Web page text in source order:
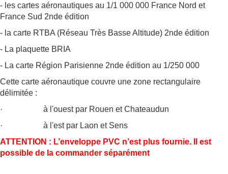
- les cartes aéronautiques au 1/1 000 000 France Nord et
France Sud 2nde édition
- la carte RTBA (Réseau Très Basse Altitude) 2nde édition
- La plaquette BRIA
- La carte Région Parisienne 2nde édition au 1/250 000
Cette carte aéronautique couvre une zone rectangulaire
délimitée :
· à l'ouest par Rouen et Chateaudun
· à l'est par Laon et Sens
ATTENTION : L’enveloppe PVC n’est plus fournie. Il est
possible de la commander séparément